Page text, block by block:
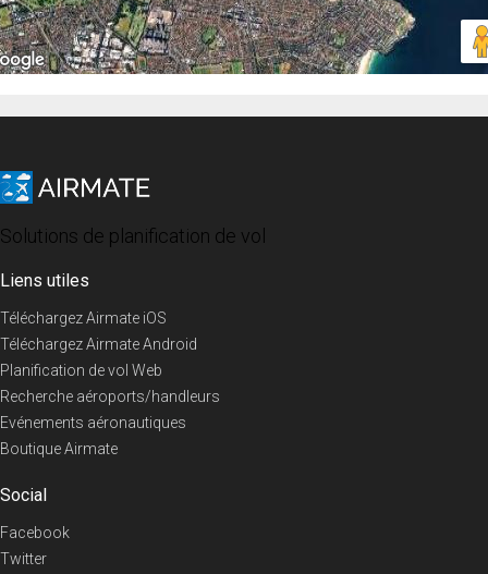
Solutions de planification de vol
Liens utiles
Téléchargez Airmate iOS
Téléchargez Airmate Android
Planification de vol Web
Recherche aéroports/handleurs
Evénements aéronautiques
Boutique Airmate
Social
Facebook
Twitter